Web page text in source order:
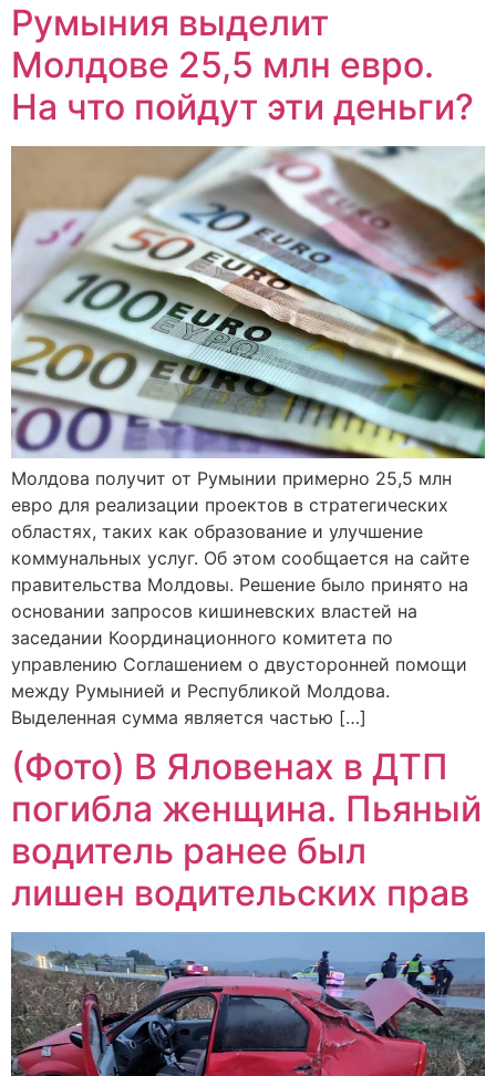
Румыния выделит
Молдове 25,5 млн евро.
На что пойдут эти деньги?
Молдова получит от Румынии примерно 25,5 млн
евро для реализации проектов в стратегических
областях, таких как образование и улучшение
коммунальных услуг. Об этом сообщается на сайте
правительства Молдовы. Решение было принято на
основании запросов кишиневских властей на
заседании Координационного комитета по
управлению Соглашением о двусторонней помощи
между Румынией и Республикой Молдова.
Выделенная сумма является частью […]
(Фото) В Яловенах в ДТП
погибла женщина. Пьяный
водитель ранее был
лишен водительских прав